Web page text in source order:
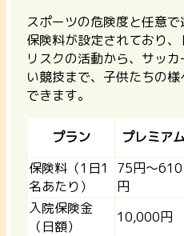
スポーツの危険度と任意
保険料が設定されており、
リスクの活動から、サッ
い競技まで、子供たちの
できます。
プラン プレミア
保険料（1日1
名あたり）
75円〜610
円
入院保険金
（日額）
10,000円